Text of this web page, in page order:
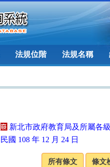
法規位階 法規名稱
新北市政府教育局及所屬各
民國 108 年 12 月 24 日